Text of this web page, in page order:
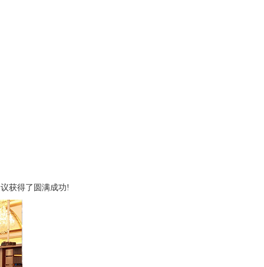
获得了圆满成功!